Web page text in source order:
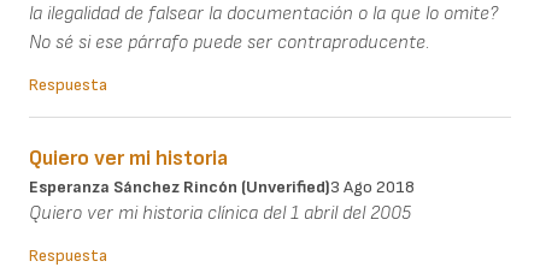
la ilegalidad de falsear la documentación o la que lo omite?
No sé si ese párrafo puede ser contraproducente.
Respuesta
Quiero ver mi historia
Esperanza Sánchez Rincón (unverified)3 Ago 2018
Quiero ver mi historia clínica del 1 abril del 2005
Respuesta